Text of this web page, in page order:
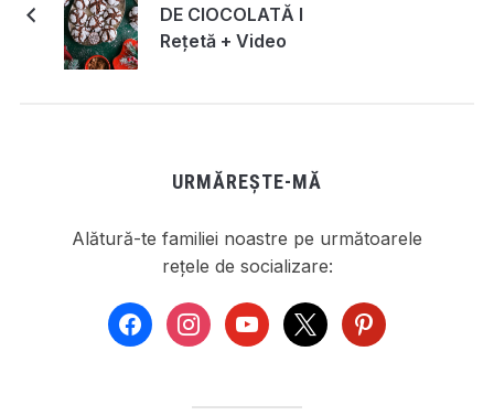
DE CIOCOLATĂ I
Rețetă + Video
URMĂREȘTE-MĂ
Alătură-te familiei noastre pe următoarele
rețele de socializare:
facebookinstagramyoutube
x pinterest